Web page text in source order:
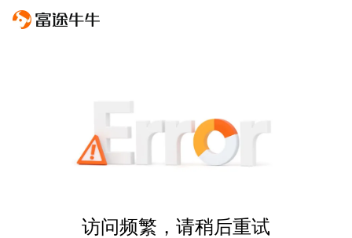
访问频繁，请稍后重试